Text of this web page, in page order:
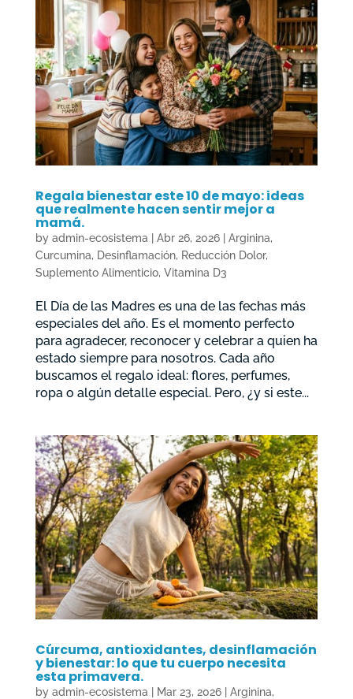
Regala bienestar este 10 de mayo: ideas
que realmente hacen sentir mejor a
mamá.
by admin-ecosistema Abr 26, 2026| Arginina,
Curcumina, Desinflamación, Reducción Dolor,
Suplemento Alimenticio, Vitamina D3
El Día de las Madres es una de las fechas más
especiales del año. Es el momento perfecto
para agradecer, reconocer y celebrar a quien ha
estado siempre para nosotros. Cada año
buscamos el regalo ideal: flores, perfumes,
ropa o algún detalle especial. Pero, ¿y si este...
Cúrcuma, antioxidantes, desinflamación
y bienestar: lo que tu cuerpo necesita
esta primavera.
by admin-ecosistema Mar 23, 2026| Arginina,